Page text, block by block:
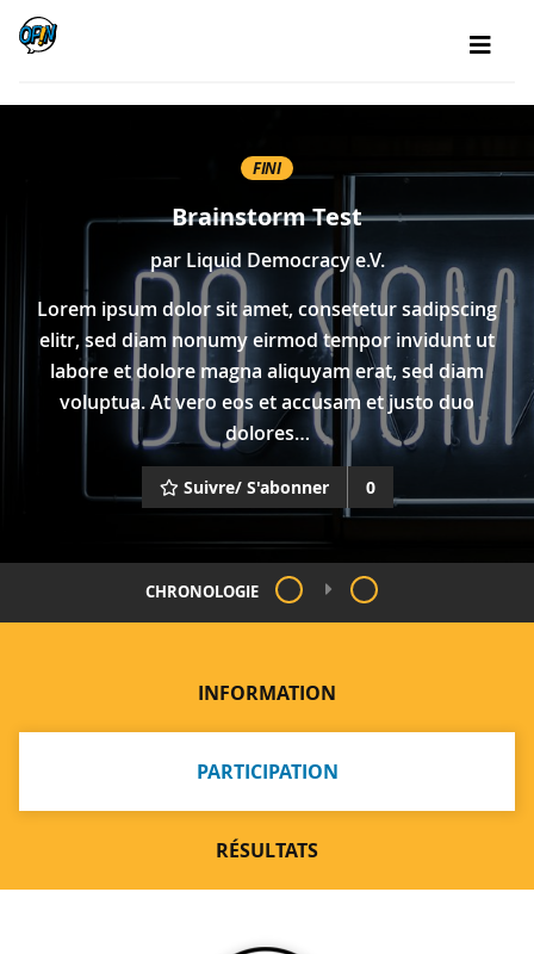
FINI
Brainstorm Test
par Liquid Democracy e.V.
Lorem ipsum dolor sit amet, consetetur sadipscing
elitr, sed diam nonumy eirmod tempor invidunt ut
labore et dolore magna aliquyam erat, sed diam
voluptua. At vero eos et accusam et justo duo
dolores…
Suivre/ S'abonner 0
CHRONOLOGIE
INFORMATION
PARTICIPATION
RÉSULTATS